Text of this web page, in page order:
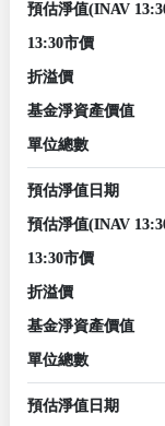
預估淨值(INAV
13:30市價
折溢價
基金淨資產價值
單位總數
預估淨值日期
預估淨值(INAV
13:30市價
折溢價
基金淨資產價值
單位總數
預估淨值日期